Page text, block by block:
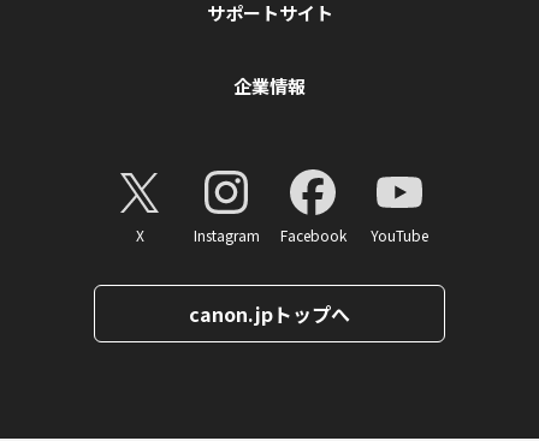
サポートサイト
企業情報
X Instagram Facebook YouTube
canon.jpトップへ